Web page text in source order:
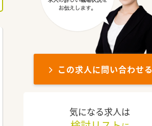
この求人に問い合わせる
気になる求人は